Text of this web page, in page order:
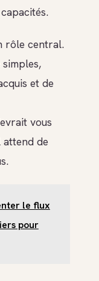
rôle central.
et de
vous
attend de
le flux
pour